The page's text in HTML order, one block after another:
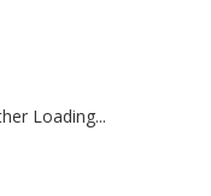
Loading...